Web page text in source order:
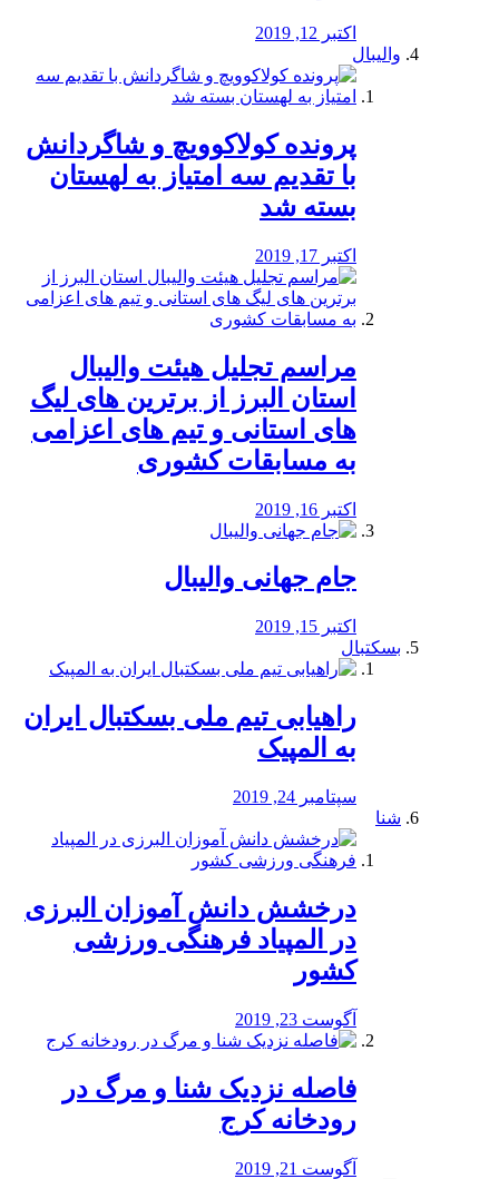
اکتبر 12, 2019
والیبال
پرونده کولاکوویچ و شاگردانش
با تقدیم سه امتیاز به لهستان
بسته شد
اکتبر 17, 2019
مراسم تجلیل هیئت والیبال
استان البرز از برترین های لیگ
های استانی و تیم های اعزامی
به مسابقات کشوری
اکتبر 16, 2019
جام جهانی والیبال
اکتبر 15, 2019
بسکتبال
راهیابی تیم ملی بسکتبال ایران
به المپیک
سپتامبر 24, 2019
شنا
درخشش دانش آموزان البرزی
در المپیاد فرهنگی ورزشی
کشور
آگوست 23, 2019
️فاصله نزدیک شنا و مرگ در
رودخانه کرج
آگوست 21, 2019